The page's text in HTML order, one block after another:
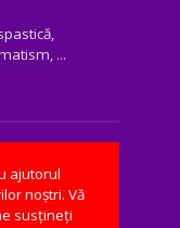
...
ajutorul
noștri. Vă
susțineți